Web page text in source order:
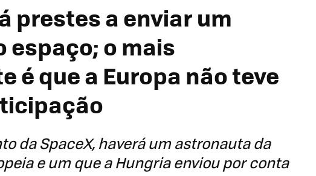
prestes a enviar um
o mais
é que a Europa não teve
da SpaceX, haverá um astronauta da
e um que a Hungria enviou por conta